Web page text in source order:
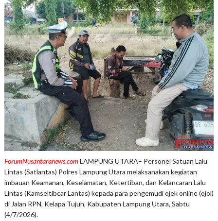
ForumNusantaranews.comLAMPUNG UTARA– Personel Satuan Lalu
Lintas (Satlantas) Polres Lampung Utara melaksanakan kegiatan
imbauan Keamanan, Keselamatan, Ketertiban, dan Kelancaran Lalu
Lintas (Kamseltibcar Lantas) kepada para pengemudi ojek online (ojol)
di Jalan RPN, Kelapa Tujuh, Kabupaten Lampung Utara, Sabtu
(4/7/2026).